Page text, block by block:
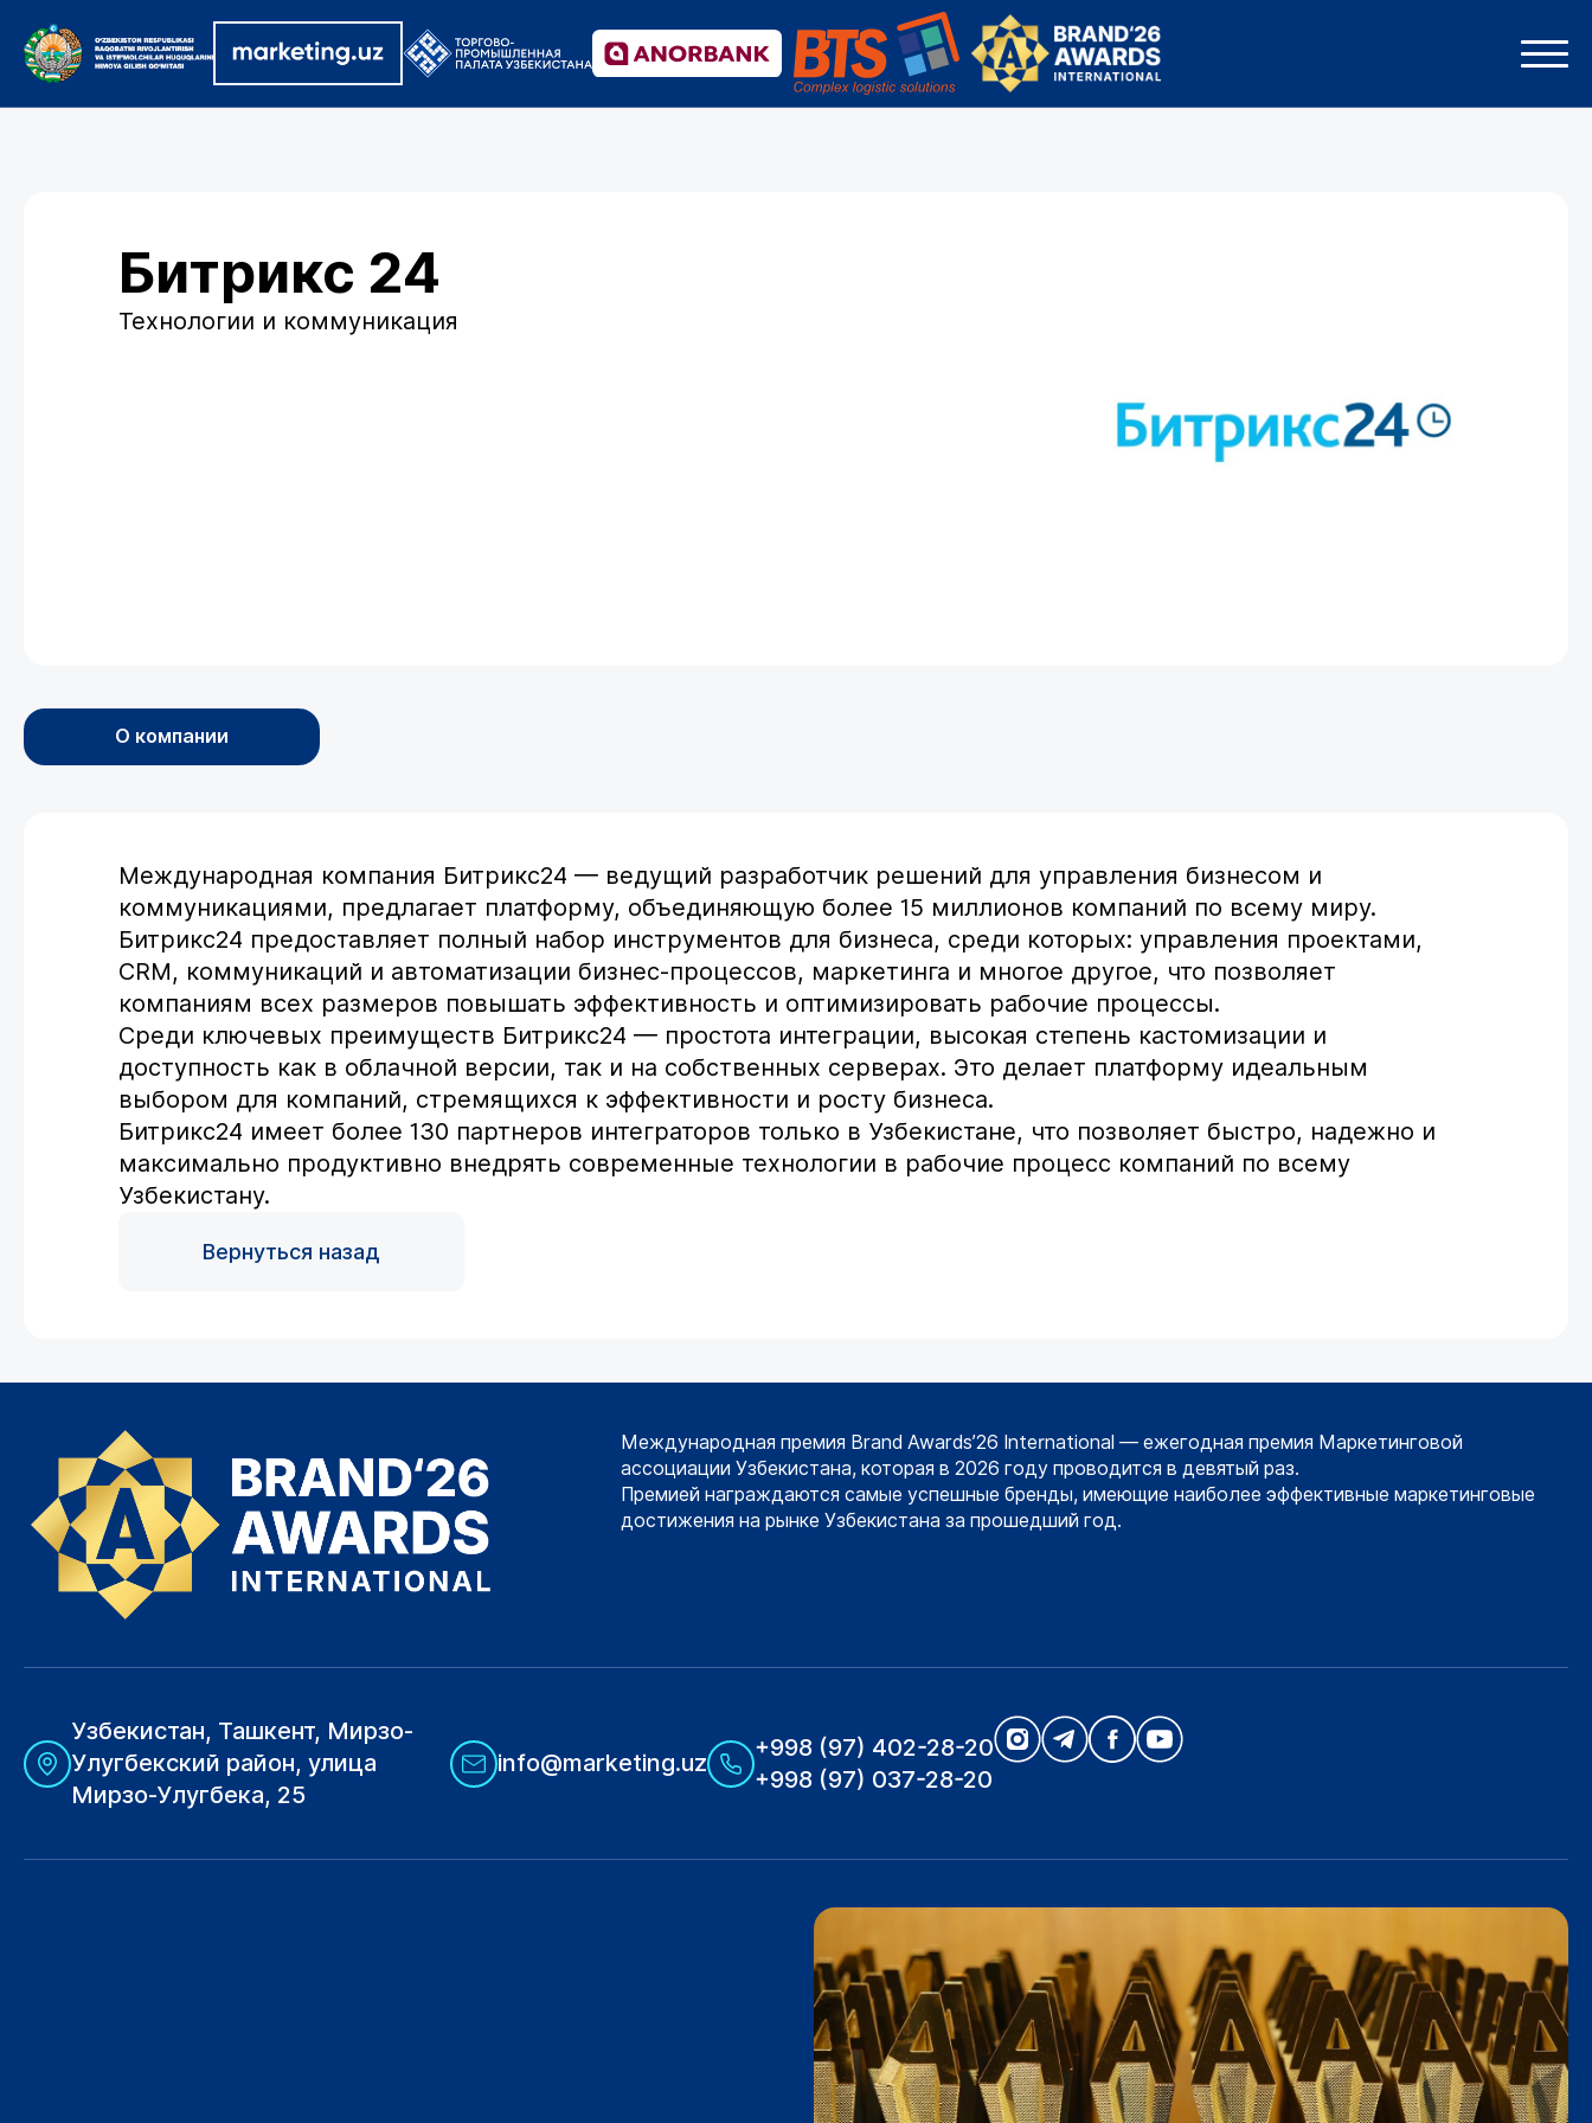
Битрикс 24
Технологии и коммуникация
О компании
Международная компания Битрикс24 — ведущий разработчик решений для управления бизнесом и
коммуникациями, предлагает платформу, объединяющую более 15 миллионов компаний по всему миру.
Битрикс24 предоставляет полный набор инструментов для бизнеса, среди которых: управления проектами,
CRM, коммуникаций и автоматизации бизнес-процессов, маркетинга и многое другое, что позволяет
компаниям всех размеров повышать эффективность и оптимизировать рабочие процессы.
Среди ключевых преимуществ Битрикс24 — простота интеграции, высокая степень кастомизации и
доступность как в облачной версии, так и на собственных серверах. Это делает платформу идеальным
выбором для компаний, стремящихся к эффективности и росту бизнеса.
Битрикс24 имеет более 130 партнеров интеграторов только в Узбекистане, что позволяет быстро, надежно и
максимально продуктивно внедрять современные технологии в рабочие процесс компаний по всему
Узбекистану.
Вернуться назад
Международная премия Brand Awards’26 International — ежегодная премия Маркетинговой
ассоциации Узбекистана, которая в 2026 году проводится в девятый раз.
Премией награждаются самые успешные бренды, имеющие наиболее эффективные маркетинговые
достижения на рынке Узбекистана за прошедший год.
Узбекистан, Ташкент, Мирзо-
Улугбекский район, улица
Мирзо-Улугбека, 25
info@marketing.uz
+998 (97) 402-28-20
+998 (97) 037-28-20